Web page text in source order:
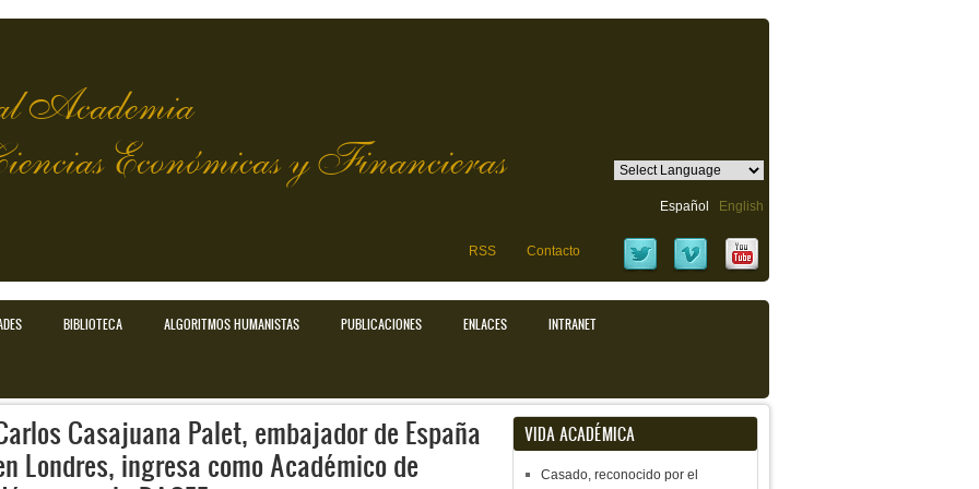
Academia
Económicas y Financieras
Español English
RSS Contacto
BIBLIOTECA ALGORITMOS HUMANISTAS PUBLICACIONES ENLACES INTRANET
Casajuana Palet, embajador de España
Londres, ingresa como Académico de
VIDA ACADÉMICA
Casado, reconocido por el